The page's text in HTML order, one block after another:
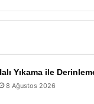
Yıkama ile
8 Ağustos 2026